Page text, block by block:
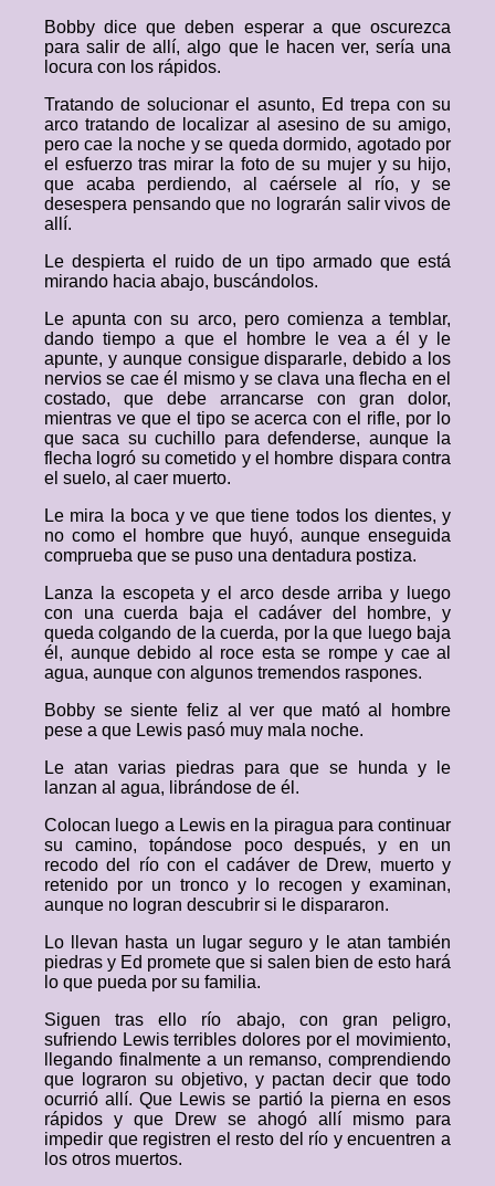
Bobby dice que deben esperar a que oscurezca
para salir de allí, algo que le hacen ver, sería una
locura con los rápidos.
Tratando de solucionar el asunto, Ed trepa con su
arco tratando de localizar al asesino de su amigo,
pero cae la noche y se queda dormido, agotado por
el esfuerzo tras mirar la foto de su mujer y su hijo,
que acaba perdiendo, al caérsele al río, y se
desespera pensando que no lograrán salir vivos de
allí.
Le despierta el ruido de un tipo armado que está
mirando hacia abajo, buscándolos.
Le apunta con su arco, pero comienza a temblar,
dando tiempo a que el hombre le vea a él y le
apunte, y aunque consigue dispararle, debido a los
nervios se cae él mismo y se clava una flecha en el
costado, que debe arrancarse con gran dolor,
mientras ve que el tipo se acerca con el rifle, por lo
que saca su cuchillo para defenderse, aunque la
flecha logró su cometido y el hombre dispara contra
el suelo, al caer muerto.
Le mira la boca y ve que tiene todos los dientes, y
no como el hombre que huyó, aunque enseguida
comprueba que se puso una dentadura postiza.
Lanza la escopeta y el arco desde arriba y luego
con una cuerda baja el cadáver del hombre, y
queda colgando de la cuerda, por la que luego baja
él, aunque debido al roce esta se rompe y cae al
agua, aunque con algunos tremendos raspones.
Bobby se siente feliz al ver que mató al hombre
pese a que Lewis pasó muy mala noche.
Le atan varias piedras para que se hunda y le
lanzan al agua, librándose de él.
Colocan luego a Lewis en la piragua para continuar
su camino, topándose poco después, y en un
recodo del río con el cadáver de Drew, muerto y
retenido por un tronco y lo recogen y examinan,
aunque no logran descubrir si le dispararon.
Lo llevan hasta un lugar seguro y le atan también
piedras y Ed promete que si salen bien de esto hará
lo que pueda por su familia.
Siguen tras ello río abajo, con gran peligro,
sufriendo Lewis terribles dolores por el movimiento,
llegando finalmente a un remanso, comprendiendo
que lograron su objetivo, y pactan decir que todo
ocurrió allí. Que Lewis se partió la pierna en esos
rápidos y que Drew se ahogó allí mismo para
impedir que registren el resto del río y encuentren a
los otros muertos.